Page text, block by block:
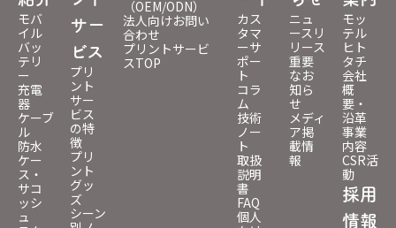
モバ
イル
バッ
テリ
ー
充電
器
ケーブ
ル
防水
ケー
ス・
サコ
ッシ
ュ
サー
ビス
プリ
ント
サー
ビス
の特
徴
プリ
ント
グッ
ズ
シーン
（OEM/ODN）
法人向けお問い
合わせ
プリントサービ
スTOP
カス
タマ
ーサ
ポー
ト
コラ
ム
技術
ノー
ト
取扱
説明
書
FAQ
個人
ニュ
ースリ
リース
重要
なお
知ら
せ
メディ
ア掲
載情
報
モッ
テル
ヒト
タチ
会社
概
要・
沿革
事業
内容
CSR活
動
採用
情報